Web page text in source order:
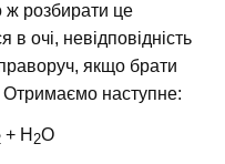
розбирати це
очі, невідповідність
якщо брати
Отримаємо наступне:
+ H 2O